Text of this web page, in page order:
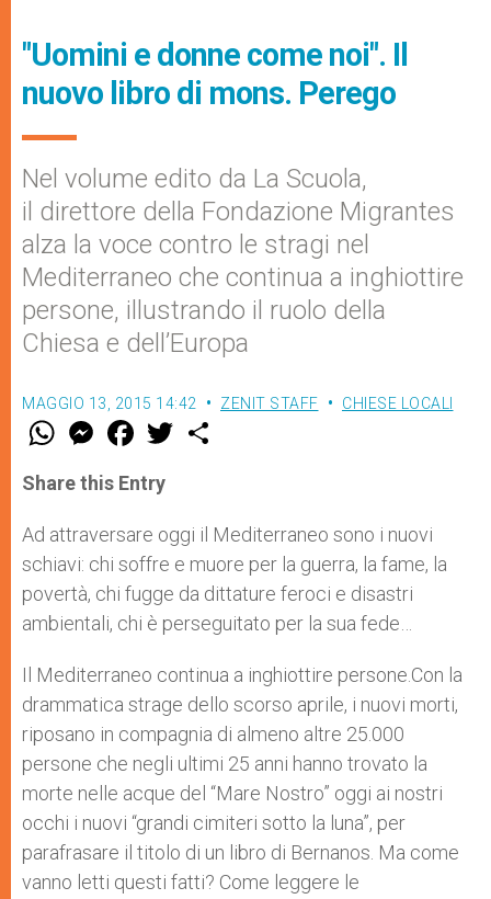
"Uomini e donne come noi". Il
nuovo libro di mons. Perego
Nel volume edito da La Scuola,
il direttore della Fondazione Migrantes
alza la voce contro le stragi nel
Mediterraneo che continua a inghiottire
persone, illustrando il ruolo della
Chiesa e dell’Europa
MAGGIO 13, 2015 14:42 ZENIT STAFF CHIESE LOCALI
W
t
s
p
p
M
e
s
e
g
e
r
F
a
e
b
o
k
w
r
Share this Entry
Ad attraversare oggi il Mediterraneo sono i nuovi
schiavi: chi soffre e muore per la guerra, la fame, la
povertà, chi fugge da dittature feroci e disastri
ambientali, chi è perseguitato per la sua fede…
Il Mediterraneo continua a inghiottire persone.Con la
drammatica strage dello scorso aprile, i nuovi morti,
riposano in compagnia di almeno altre 25.000
persone che negli ultimi 25 anni hanno trovato la
morte nelle acque del “Mare Nostro” oggi ai nostri
occhi i nuovi “grandi cimiteri sotto la luna”, per
parafrasare il titolo di un libro di Bernanos. Ma come
vanno letti questi fatti? Come leggere le